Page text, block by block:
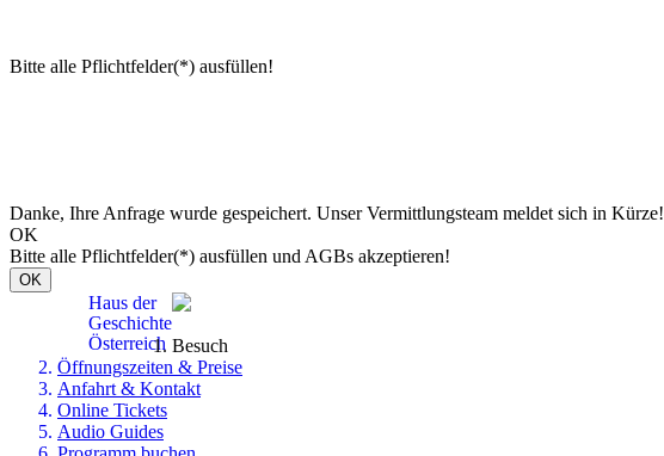
Bitte alle Pflichtfelder(*) ausfüllen!
Danke, Ihre Anfrage wurde gespeichert. Unser Vermittlungsteam meldet sich in Kürze!
OK
Bitte alle Pflichtfelder(*) ausfüllen und AGBs akzeptieren!
OK
Haus der
Geschichte
Österreich Besuch
Öffnungszeiten & Preise
Anfahrt & Kontakt
Online Tickets
Audio Guides